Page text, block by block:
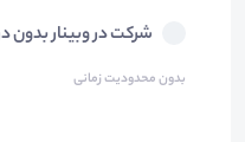
شرکت در وبینار
بدون محدودیت زمانی